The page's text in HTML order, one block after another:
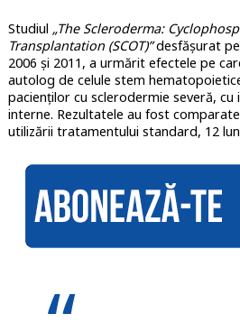
Studiul „The Scleroderma:
Transplantation (SCOT)”desfășurat
2006 și 2011, a urmărit efectele pe
autolog de celule stem
pacienților cu sclerodermie severă,
interne. Rezultatele au fost
utilizării tratamentului standard, 12